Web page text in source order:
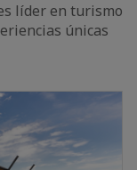
líder en turismo
únicas